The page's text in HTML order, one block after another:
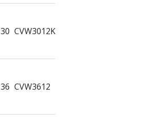
CVW3012K 30في
CVW3612 36في